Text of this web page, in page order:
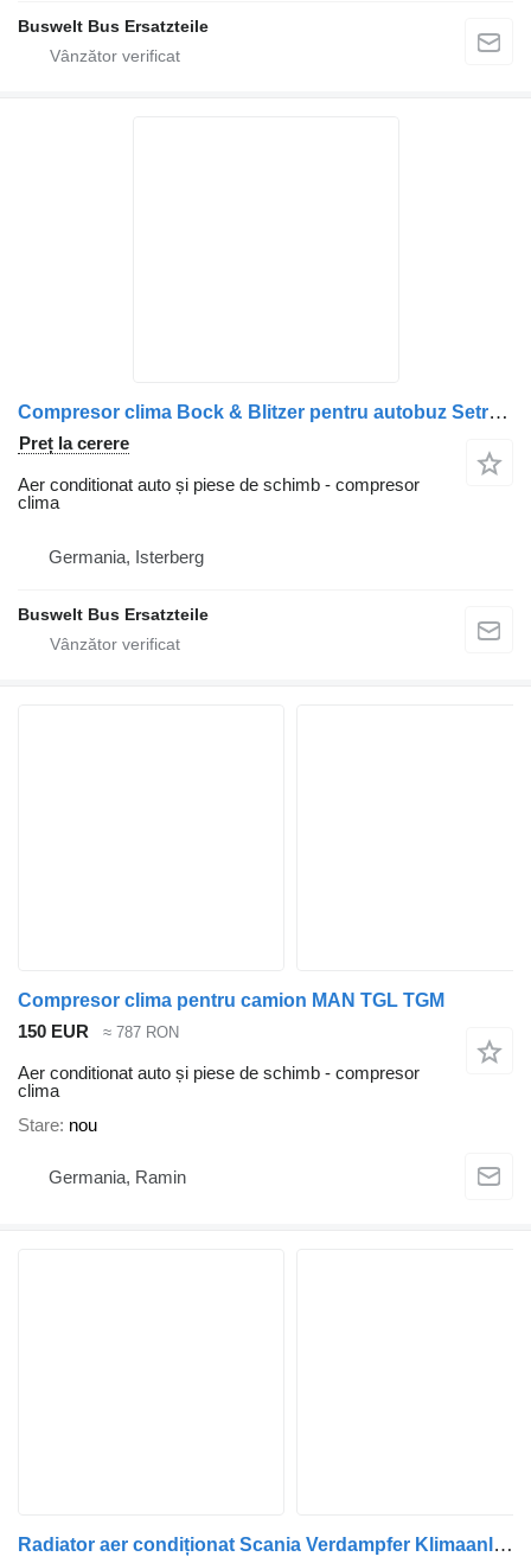
Buswelt Bus Ersatzteile
Compresor clima Bock & Blitzer pentru autobuz Setra 300 & 400
Preț la cerere
Aer conditionat auto și piese de schimb - compresor
clima
Germania, Isterberg
Buswelt Bus Ersatzteile
Compresor clima pentru camion MAN TGL TGM
150 EUR
≈ 787 RON
Aer conditionat auto și piese de schimb - compresor
clima
Stare nou
Germania, Ramin
Radiator aer condiționat Scania Verdampfer Klimaanlage 1772726 pentru camion Scania P/G/R/T,CP CG CR CT